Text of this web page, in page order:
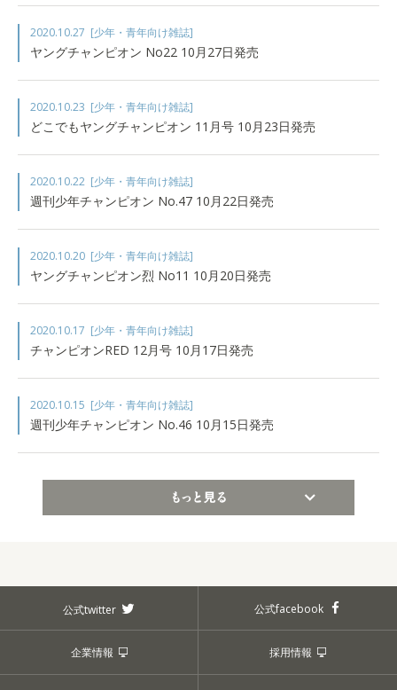
2020.10.27 [少年・青年向け雑誌]
ヤングチャンピオン No22 10月27日発売
2020.10.23 [少年・青年向け雑誌]
どこでもヤングチャンピオン 11月号 10月23日発売
2020.10.22 [少年・青年向け雑誌]
週刊少年チャンピオン No.47 10月22日発売
2020.10.20 [少年・青年向け雑誌]
ヤングチャンピオン烈 No11 10月20日発売
2020.10.17 [少年・青年向け雑誌]
チャンピオンRED 12月号 10月17日発売
2020.10.15 [少年・青年向け雑誌]
週刊少年チャンピオン No.46 10月15日発売
公式twitter 公式facebook
企業情報 採用情報